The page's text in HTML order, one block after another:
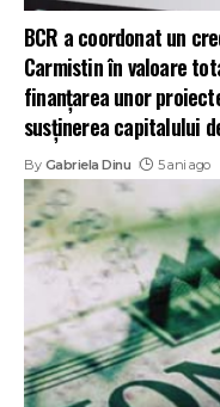
BCR a coordonat un
Carmistin în valoare
finanțarea unor
susținerea capitalului
By Gabriela Dinu 5 ani ago